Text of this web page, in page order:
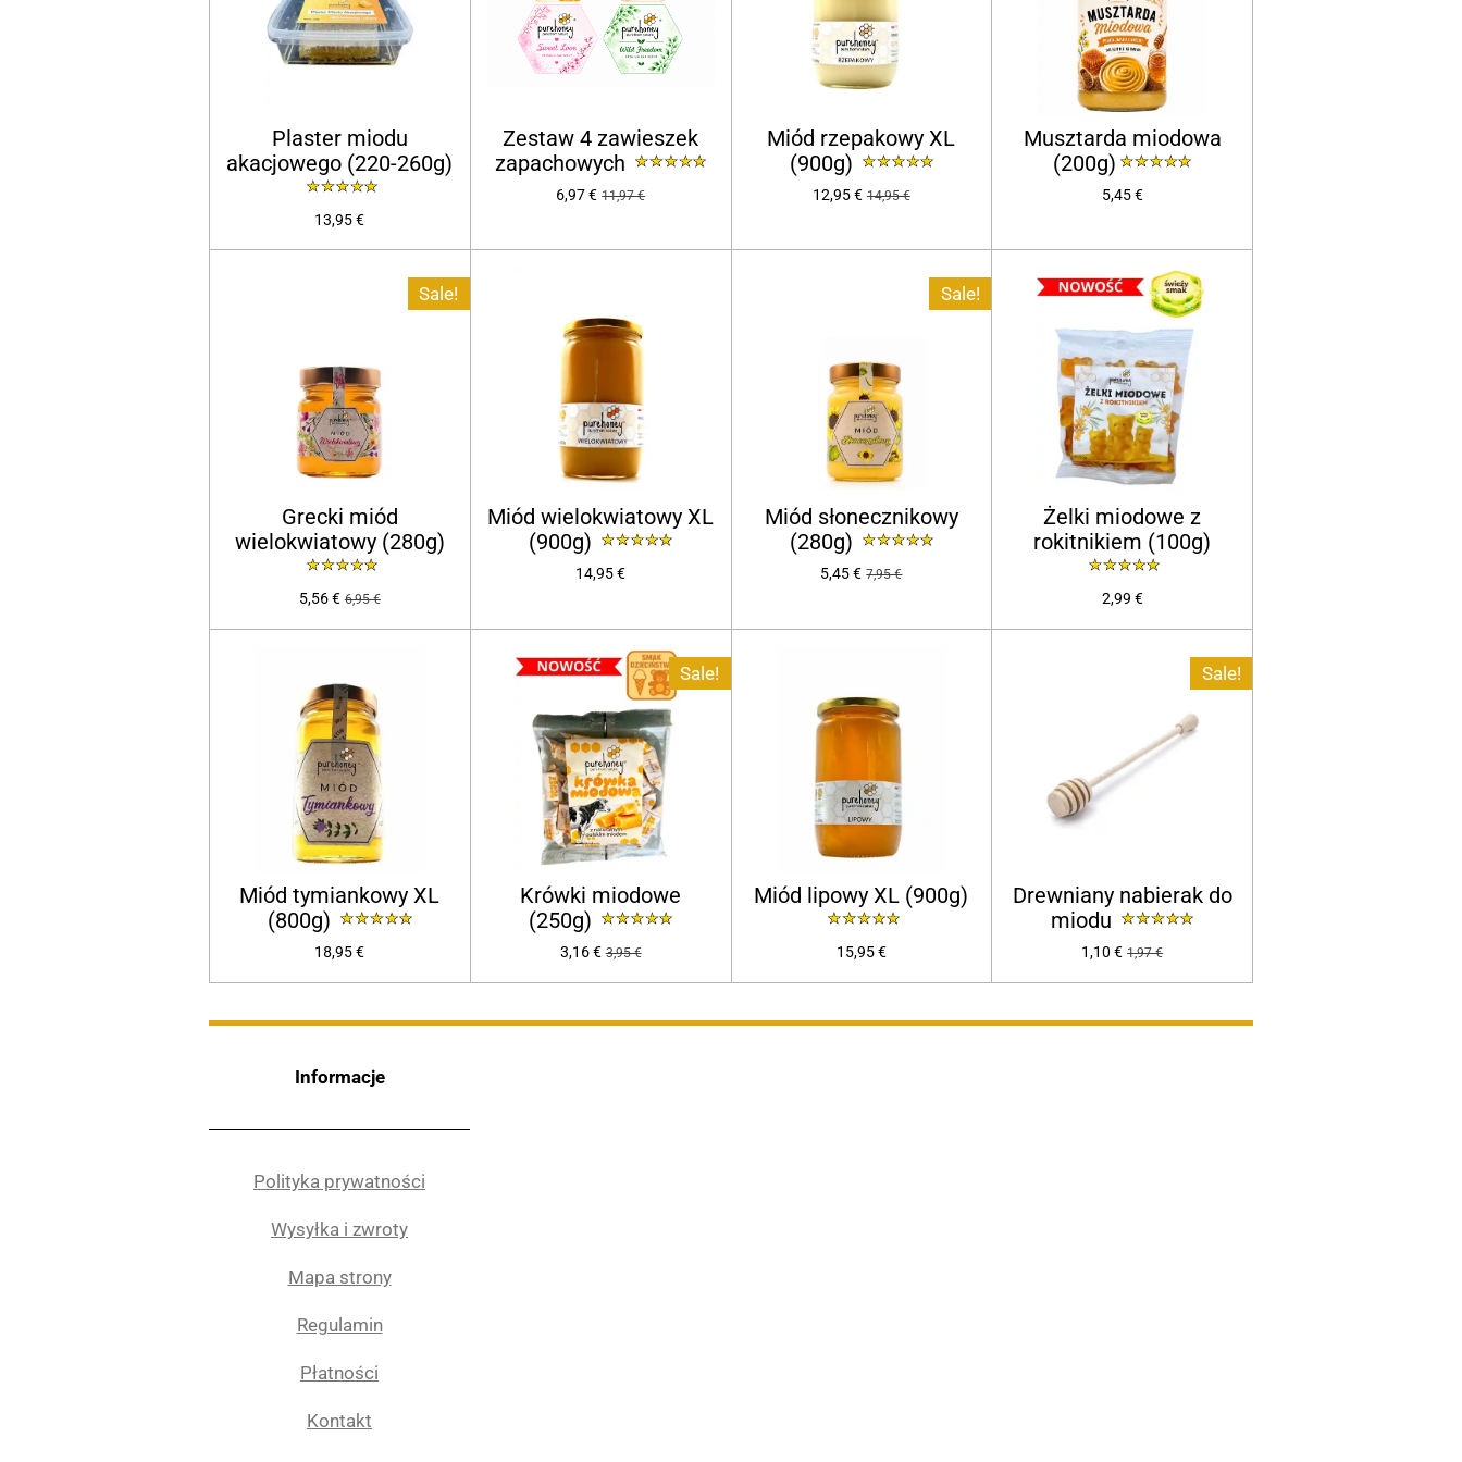
Plaster miodu
akacjowego (220-260g)
13,95 €
Zestaw 4 zawieszek
zapachowych
6,97 € 11,97 €
Miód rzepakowy XL
(900g)
12,95 € 14,95 €
Musztarda miodowa
(200g)
5,45 €
Sale!
Grecki miód
wielokwiatowy (280g)
5,56 € 6,95 €
Miód wielokwiatowy XL
(900g)
14,95 €
Sale!
Miód słonecznikowy
(280g)
5,45 € 7,95 €
Żelki miodowe z
rokitnikiem (100g)
2,99 €
Miód tymiankowy XL
(800g)
18,95 €
Sale!
Krówki miodowe
(250g)
3,16 € 3,95 €
Miód lipowy XL (900g)
15,95 €
Sale!
Drewniany nabierak do
miodu
1,10 € 1,97 €
Informacje
Polityka prywatności
Wysyłka i zwroty
Mapa strony
Regulamin
Płatności
Kontakt